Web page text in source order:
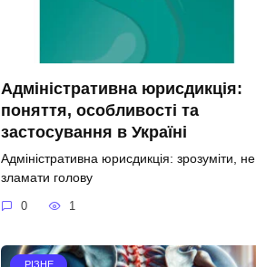
Адміністративна юрисдикція:
поняття, особливості та
застосування в Україні
Адміністративна юрисдикція: зрозуміти, не
зламати голову
0 1
РІЗНЕ